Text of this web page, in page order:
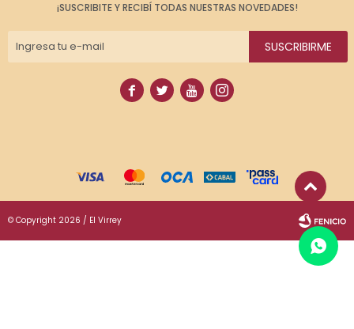
¡SUSCRIBITE Y RECIBÍ TODAS NUESTRAS NOVEDADES!
SUSCRIBIRME
   
© Copyright 2026 / El Virrey